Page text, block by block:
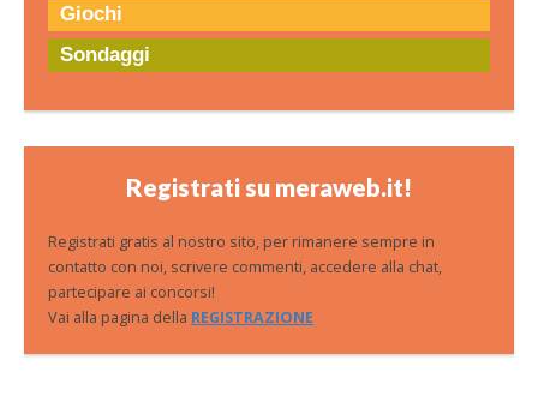
Giochi
Sondaggi
Registrati su meraweb.it!
Registrati gratis al nostro sito, per rimanere sempre in
contatto con noi, scrivere commenti, accedere alla chat,
partecipare ai concorsi!
Vai alla pagina della REGISTRAZIONE